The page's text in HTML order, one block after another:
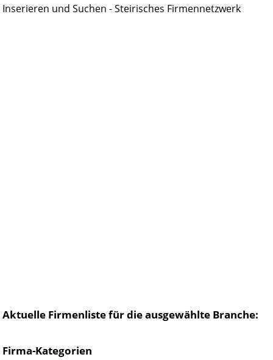
Inserieren und Suchen - Steirisches Firmennetzwerk
Aktuelle Firmenliste für die ausgewählte Branche:
Firma-Kategorien